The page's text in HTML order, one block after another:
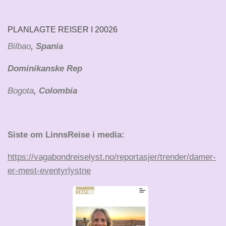
PLANLAGTE REISER I 20026
Bilbao, Spania
Dominikanske Rep
Bogota, Colombia
Siste om LinnsReise i media:
https://vagabondreiselyst.no/reportasjer/trender/damer-
er-mest-eventyrlystne